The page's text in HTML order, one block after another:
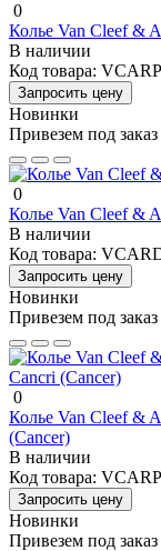
0
Колье Van Cleef &
В наличии
Код товара:
Запросить цену
Новинки
Привезем под заказ
0
Колье Van Cleef &
В наличии
Код товара:
Запросить цену
Новинки
Привезем под заказ
0
Колье Van Cleef &
(Cancer)
В наличии
Код товара:
Запросить цену
Новинки
Привезем под заказ